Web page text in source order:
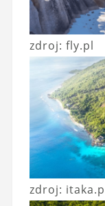
zdroj: fly.pl
zdroj: